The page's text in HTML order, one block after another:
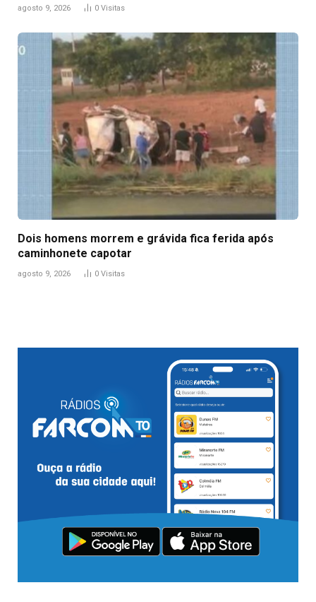
agosto 9, 2026 0 Visitas
Dois homens morrem e grávida fica ferida após
caminhonete capotar
agosto 9, 2026 0 Visitas